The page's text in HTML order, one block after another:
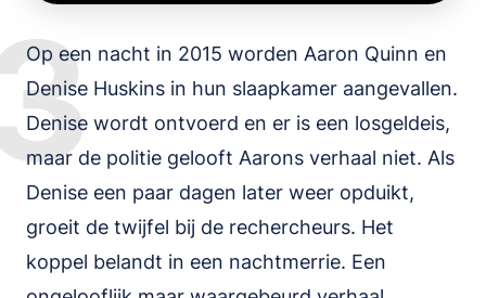
Op een nacht in 2015 worden Aaron Quinn en
Denise Huskins in hun slaapkamer aangevallen.
Denise wordt ontvoerd en er is een losgeldeis,
maar de politie gelooft Aarons verhaal niet. Als
Denise een paar dagen later weer opduikt,
groeit de twijfel bij de rechercheurs. Het
koppel belandt in een nachtmerrie. Een